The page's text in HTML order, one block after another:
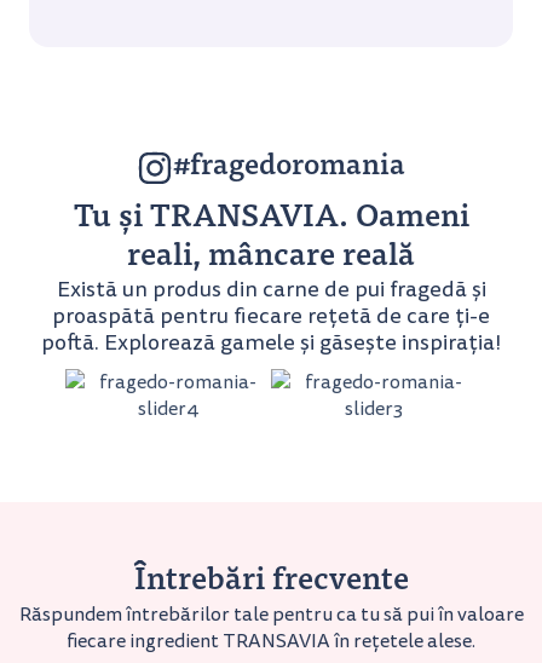
#fragedoromania
Tu și TRANSAVIA. Oameni
reali, mâncare reală
Există un produs din carne de pui fragedă și
proaspătă pentru fiecare rețetă de care ți-e
poftă. Explorează gamele și găsește inspirația!
Întrebări frecvente
Răspundem întrebărilor tale pentru ca tu să pui în valoare
fiecare ingredient TRANSAVIA în rețetele alese.